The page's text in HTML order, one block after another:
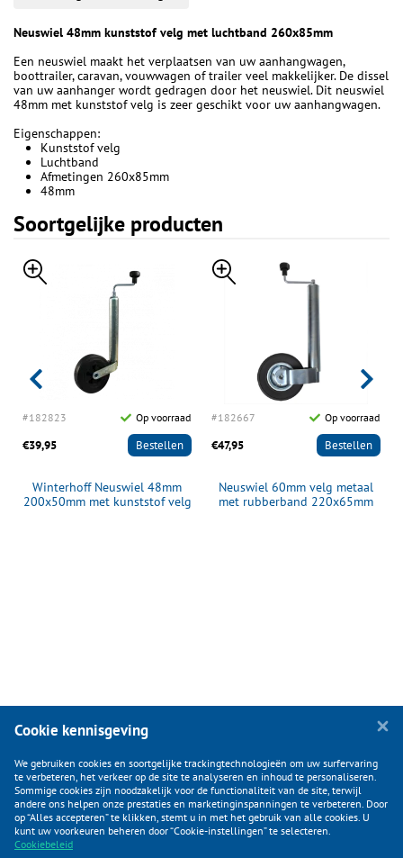
Neuswiel 48mm kunststof velg met luchtband 260x85mm
Een neuswiel maakt het verplaatsen van uw aanhangwagen,
boottrailer, caravan, vouwwagen of trailer veel makkelijker. De dissel
van uw aanhanger wordt gedragen door het neuswiel. Dit neuswiel
48mm met kunststof velg is zeer geschikt voor uw aanhangwagen.
Eigenschappen:
Kunststof velg
Luchtband
Afmetingen 260x85mm
48mm
Soortgelijke producten
#182823 Op voorraad
€39,95 Bestellen
Winterhoff Neuswiel 48mm
200x50mm met kunststof velg
#182667 Op voorraad
€47,95 Bestellen
Neuswiel 60mm velg metaal
met rubberband 220x65mm
KLANTENSERVICE
Cookie kennisgeving
We gebruiken cookies en soortgelijke trackingtechnologieën om uw surfervaring
te verbeteren, het verkeer op de site te analyseren en inhoud te personaliseren.
Sommige cookies zijn noodzakelijk voor de functionaliteit van de site, terwijl
andere ons helpen onze prestaties en marketinginspanningen te verbeteren. Door
op “Alles accepteren” te klikken, stemt u in met het gebruik van alle cookies. U
kunt uw voorkeuren beheren door “Cookie-instellingen” te selecteren.
Cookiebeleid